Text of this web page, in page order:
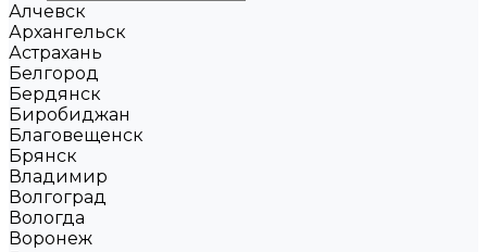
Алчевск
Архангельск
Астрахань
Белгород
Бердянск
Биробиджан
Благовещенск
Брянск
Владимир
Волгоград
Вологда
Воронеж